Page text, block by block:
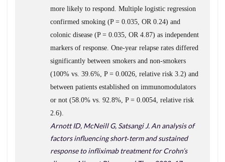
more likely to respond. Multiple logistic regression
confirmed smoking (P = 0.035, OR 0.24) and
colonic disease (P = 0.035, OR 4.87) as independent
markers of response. One‐year relapse rates differed
significantly between smokers and non‐smokers
(100% vs. 39.6%, P = 0.0026, relative risk 3.2) and
between patients established on immunomodulators
or not (58.0% vs. 92.8%, P = 0.0054, relative risk
2.6).
Arnott ID, McNeill G, Satsangi J. An analysis of
factors influencing short‐term and sustained
response to infliximab treatment for Crohn’s